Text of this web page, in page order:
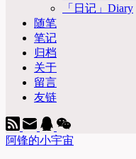
「日记」Diary
随笔
笔记
归档
关于
留言
友链
阿锋的小宇宙